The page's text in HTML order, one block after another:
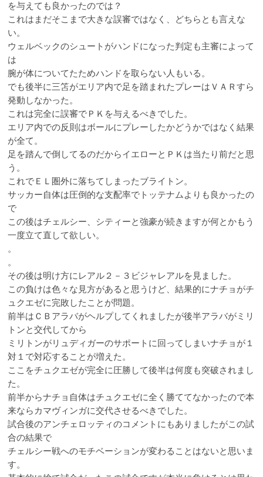
を与えても良かったのでは？
これはまだそこまで大きな誤審ではなく、どちらとも言えな
い。
ウェルベックのシュートがハンドになった判定も主審によって
は
腕が体についてたためハンドを取らない人もいる。
でも後半に三笘がエリア内で足を踏まれたプレーはＶＡＲすら
発動しなかった。
これは完全に誤審でＰＫを与えるべきでした。
エリア内での反則はボールにプレーしたかどうかではなく結果
が全て。
足を踏んで倒してるのだからイエローとＰＫは当たり前だと思
う。
これでＥＬ圏外に落ちてしまったブライトン。
サッカー自体は圧倒的な支配率でトッテナムよりも良かったの
で
この後はチェルシー、シティーと強豪が続きますが何とかもう
一度立て直して欲しい。
。
。
その後は明け方にレアル２－３ビジャレアルを見ました。
この負けは色々な見方があると思うけど、結果的にナチョがチ
ュクエゼに完敗したことが問題。
前半はＣＢアラバがヘルプしてくれましたが後半アラバがミリ
トンと交代してから
ミリトンがリュディガーのサポートに回ってしまいナチョが１
対１で対応することが増えた。
ここをチュクエゼが完全に圧勝して後半は何度も突破されまし
た。
前半からナチョ自体はチュクエゼに全く勝ててなかったので本
来ならカマヴィンガに交代させるべきでした。
試合後のアンチェロッティのコメントにもありましたがこの試
合の結果で
チェルシー戦へのモチベーションが変わることはないと思いま
す。